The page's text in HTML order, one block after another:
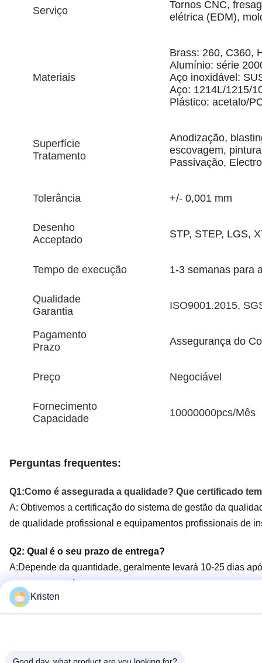
Serviço
Tornos CNC,
elétrica (EDM),
Materiais
Brass: 260, C360,
Alumínio: série
Aço inoxidável:
Aço: 1214L/1215/
Plástico: acetalo/
Superfície
Tratamento
Anodização,
escovagem,
Passivação,
Tolerância +/- 0,001 mm
Desenho
Acceptado
STP, STEP, LGS,
Tempo de execução 1-3 semanas para
Qualidade
Garantia
ISO9001.2015,
Pagamento
Prazo
Assegurança do
Preço Negociável
Fornecimento
Capacidade
10000000pcs/Mês
Perguntas frequentes:
Q1:Como é assegurada a qualidade? Que certificado
A: Obtivemos a certificação do sistema de gestão da
de qualidade profissional e equipamentos profissionais de
Q2: Qual é o seu prazo de entrega?
A:Depende da quantidade, geralmente levará 10-25 dias
processamento).
Q3: Oferece produtos personalizados?
Kristen